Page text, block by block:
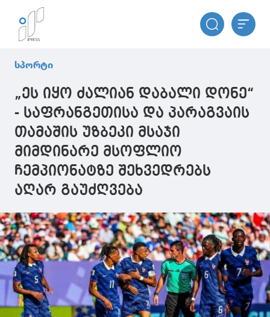
სპორტი
„ეს იყო ძალიან დაბალი დონე“
- საფრანგეთისა და პარაგვაის
თამაშის უზბეკი მსაჯი
მიმდინარე მსოფლიო
ჩემპიონატზე შეხვედრებს
აღარ გაუძღვება